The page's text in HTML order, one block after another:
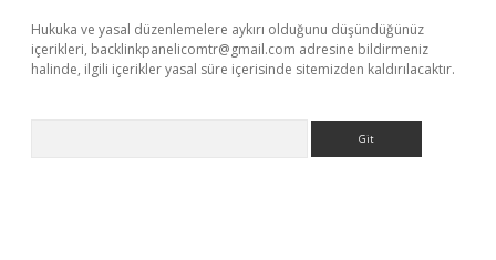
Hukuka ve yasal düzenlemelere aykırı olduğunu düşündüğünüz
içerikleri, backlinkpanelicomtr@gmail.com adresine bildirmeniz
halinde, ilgili içerikler yasal süre içerisinde sitemizden kaldırılacaktır.